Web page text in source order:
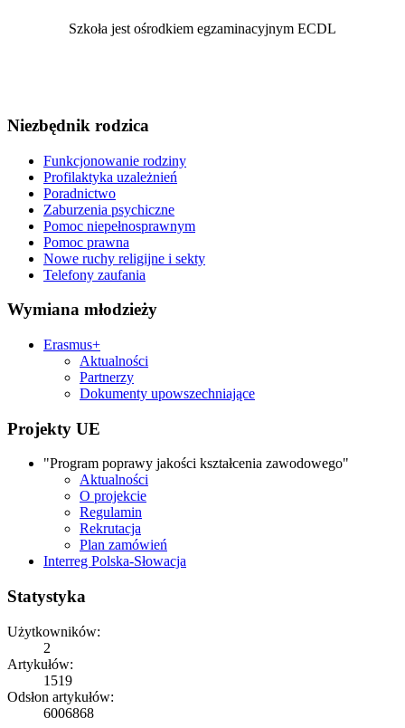
Szkoła jest ośrodkiem egzaminacyjnym ECDL
Niezbędnik rodzica
Funkcjonowanie rodziny
Profilaktyka uzależnień
Poradnictwo
Zaburzenia psychiczne
Pomoc niepełnosprawnym
Pomoc prawna
Nowe ruchy religijne i sekty
Telefony zaufania
Wymiana młodzieży
Erasmus+
Aktualności
Partnerzy
Dokumenty upowszechniające
Projekty UE
"Program poprawy jakości kształcenia zawodowego"
Aktualności
O projekcie
Regulamin
Rekrutacja
Plan zamówień
Interreg Polska-Słowacja
Statystyka
Użytkowników:
2
Artykułów:
1519
Odsłon artykułów:
6006868